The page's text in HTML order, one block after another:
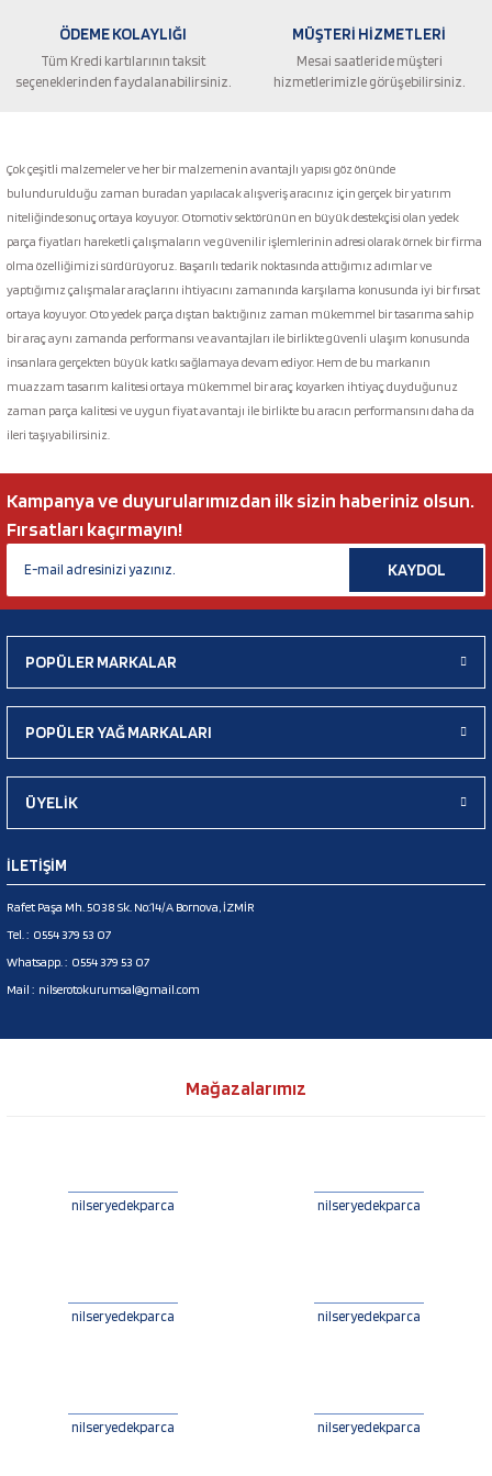
Gönder
ÖDEME KOLAYLIĞI
Tüm Kredi kartılarının taksit
seçeneklerinden faydalanabilirsiniz.
MÜŞTERİ HİZMETLERİ
Mesai saatleride müşteri
hizmetlerimizle görüşebilirsiniz.
Çok çeşitli malzemeler ve her bir malzemenin avantajlı yapısı göz önünde
bulundurulduğu zaman buradan yapılacak alışveriş aracınız için gerçek bir yatırım
niteliğinde sonuç ortaya koyuyor. Otomotiv sektörünün en büyük destekçisi olan yedek
parça fiyatları hareketli çalışmaların ve güvenilir işlemlerinin adresi olarak örnek bir firma
olma özelliğimizi sürdürüyoruz. Başarılı tedarik noktasında attığımız adımlar ve
yaptığımız çalışmalar araçlarını ihtiyacını zamanında karşılama konusunda iyi bir fırsat
ortaya koyuyor. Oto yedek parça dıştan baktığınız zaman mükemmel bir tasarıma sahip
bir araç aynı zamanda performansı ve avantajları ile birlikte güvenli ulaşım konusunda
insanlara gerçekten büyük katkı sağlamaya devam ediyor. Hem de bu markanın
muazzam tasarım kalitesi ortaya mükemmel bir araç koyarken ihtiyaç duyduğunuz
zaman parça kalitesi ve uygun fiyat avantajı ile birlikte bu aracın performansını daha da
ileri taşıyabilirsiniz.
Kampanya ve duyurularımızdan ilk sizin haberiniz olsun.
Fırsatları kaçırmayın!
KAYDOL
POPÜLER MARKALAR
POPÜLER YAĞ MARKALARI
ÜYELİK
İLETİŞİM
Rafet Paşa Mh. 5038 Sk. No:14/A Bornova, İZMİR
Tel. : 0554 379 53 07
Whatsapp. : 0554 379 53 07
Mail : nilserotokurumsal@gmail.com
Mağazalarımız
nilseryedekparca nilseryedekparca
nilseryedekparca nilseryedekparca
nilseryedekparca nilseryedekparca